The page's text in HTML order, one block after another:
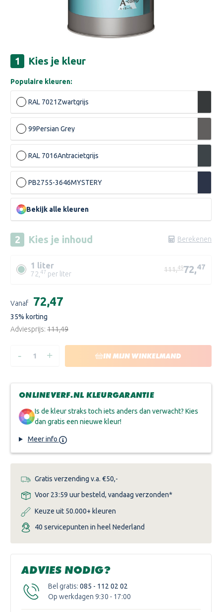
Kies je kleur
Populaire kleuren:
RAL 7021 Zwartgrijs
99Persian Grey
RAL 7016Antracietgrijs
PB2755-3646MYSTERY
Bekijk alle kleuren
Kies je inhoud Berekenen
1 liter
72, 47 per liter
111,4972,47
voorraad:
Vanaf €72,47
35% korting
Adviesprijs: €111,49
HOEVEELHEID
WAPEX
MAT
- HOEVEELHEID
WAPEX
MAT
+ IN MIJN WINKELMAND
ONLINEVERF.NL KLEURGARANTIE
Is de kleur straks toch iets anders dan verwacht? Kies
dan gratis een nieuwe kleur!
Meer info
Gratis verzending v.a. €50,-
Voor 23:59 uur besteld, vandaag verzonden*
Keuze uit 50.000+ kleuren
40 servicepunten in heel Nederland
ADVIES NODIG?
Bel gratis: 085 - 112 02 02
Op werkdagen 9:30 - 17:00